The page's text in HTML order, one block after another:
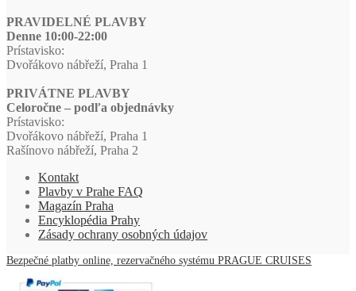
PRAVIDELNÉ PLAVBY
Denne 10:00-22:00
Prístavisko:
Dvořákovo nábřeží, Praha 1
PRIVÁTNE PLAVBY
Celoročne – podľa objednávky
Prístavisko:
Dvořákovo nábřeží, Praha 1
Rašínovo nábřeží, Praha 2
Kontakt
Plavby v Prahe FAQ
Magazín Praha
Encyklopédia Prahy
Zásady ochrany osobných údajov
Bezpečné platby online, rezervačného systému PRAGUE CRUISES